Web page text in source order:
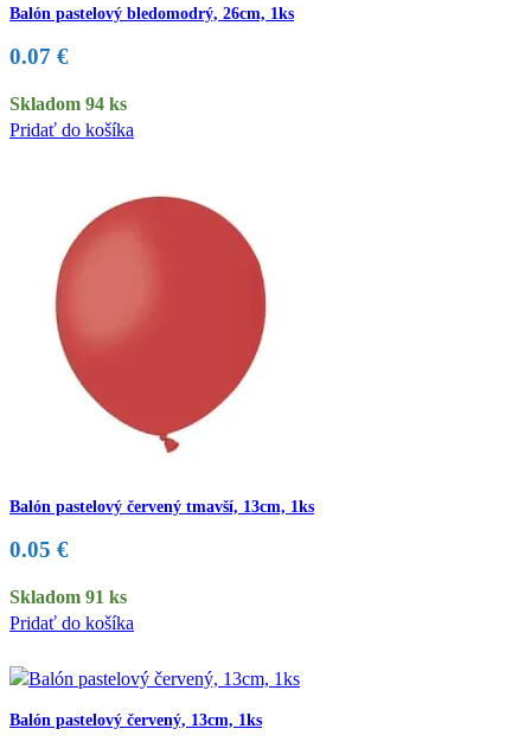
Balón pastelový bledomodrý, 26cm, 1ks
0.07 €
Skladom 94 ks
Pridať do košíka
Balón pastelový červený tmavší, 13cm, 1ks
0.05 €
Skladom 91 ks
Pridať do košíka
Balón pastelový červený, 13cm, 1ks